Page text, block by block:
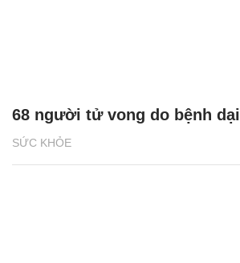
SỨC KHỎE
68 người tử vong do bệnh dại